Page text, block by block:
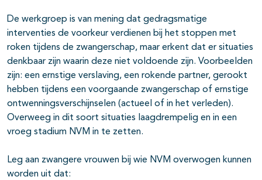
De werkgroep is van mening dat gedragsmatige
interventies de voorkeur verdienen bij het stoppen met
roken tijdens de zwangerschap, maar erkent dat er situaties
denkbaar zijn waarin deze niet voldoende zijn. Voorbeelden
zijn: een ernstige verslaving, een rokende partner, gerookt
hebben tijdens een voorgaande zwangerschap of ernstige
ontwenningsverschijnselen (actueel of in het verleden).
Overweeg in dit soort situaties laagdrempelig en in een
vroeg stadium NVM in te zetten.
Leg aan zwangere vrouwen bij wie NVM overwogen kunnen
worden uit dat: